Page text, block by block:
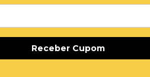
Receber Cupom